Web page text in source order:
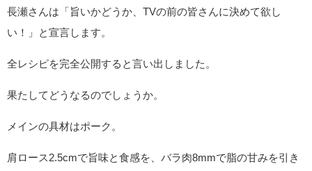
長瀬さんは「旨いかどうか、TVの前の皆さんに決めて欲し
い！」と宣言します。
全レシピを完全公開すると言い出しました。
果たしてどうなるのでしょうか。
メインの具材はポーク。
肩ロース2.5cmで旨味と食感を、バラ肉8mmで脂の甘みを引き